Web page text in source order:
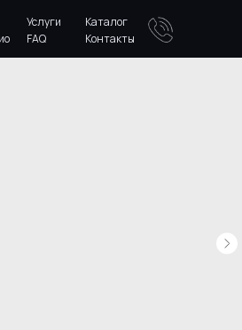
Каталог
Услуги
FAQ Контакты